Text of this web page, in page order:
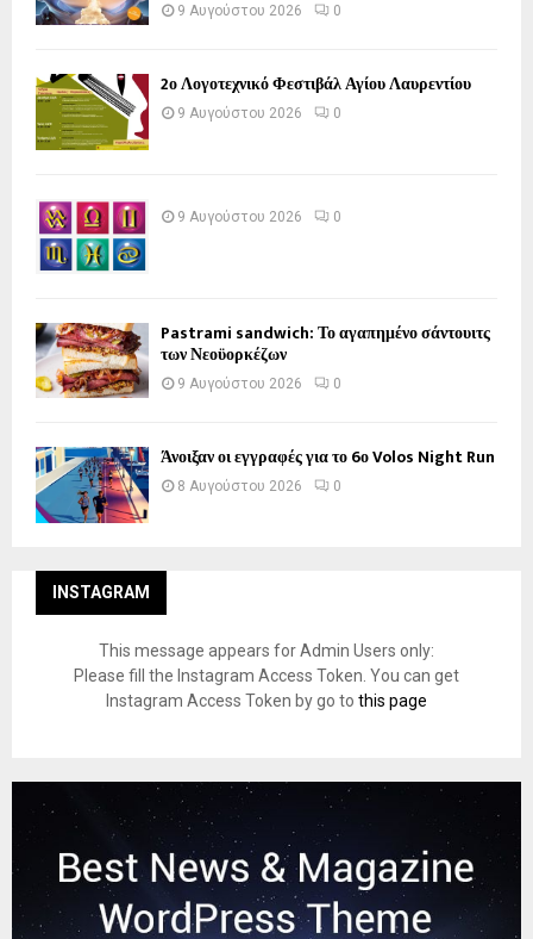
9 Αυγούστου 2026 0
2ο Λογοτεχνικό Φεστιβάλ Αγίου Λαυρεντίου
9 Αυγούστου 2026 0
9 Αυγούστου 2026 0
Pastrami sandwich: Το αγαπημένο σάντουιτς
των Νεοϋορκέζων
9 Αυγούστου 2026 0
Άνοιξαν οι εγγραφές για το 6ο Volos Night Run
8 Αυγούστου 2026 0
INSTAGRAM
This message appears for Admin Users only:
Please fill the Instagram Access Token. You can get
Instagram Access Token by go to this page